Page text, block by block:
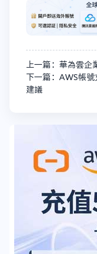
上一篇：華為雲
下一篇：AWS帳
建議